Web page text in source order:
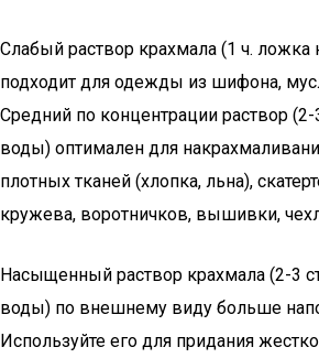
Слабый раствор крахмала (1 ч. ложка
подходит для одежды из шифона,
Средний по концентрации раствор
воды) оптимален для
плотных тканей (хлопка, льна),
кружева, воротничков, вышивки,
Насыщенный раствор крахмала (2-3
воды) по внешнему виду больше
Используйте его для придания